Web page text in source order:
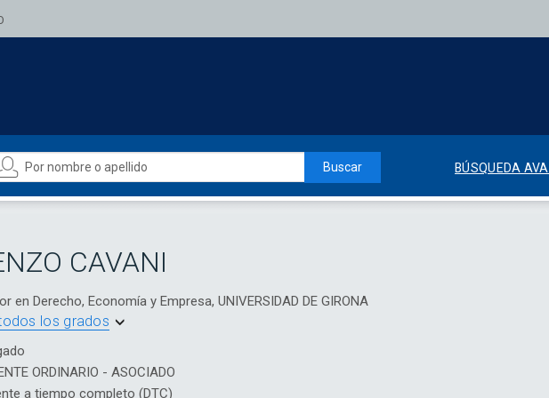
Buscar BÚSQUEDA
CAVANI
en Derecho, Economía y Empresa, UNIVERSIDAD DE GIRONA
los grados
ORDINARIO - ASOCIADO
a tiempo completo (DTC)